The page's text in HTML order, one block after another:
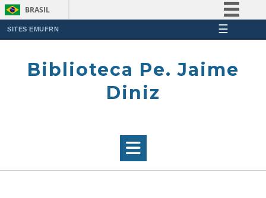
BRASIL
Participe
SITES EMUFRN ☰
Biblioteca Pe. Jaime
Diniz